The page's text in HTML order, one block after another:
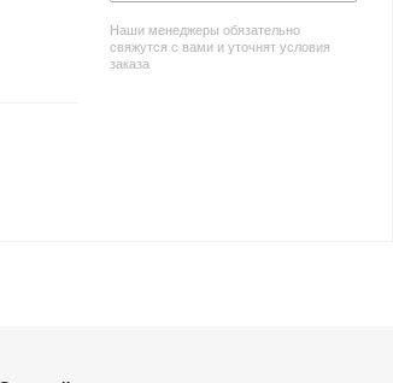
Наши менеджеры обязательно
свяжутся с вами и уточнят условия
заказа